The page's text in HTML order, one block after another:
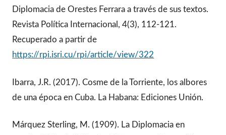
Diplomacia de Orestes Ferrara a través de sus textos.
Revista Política Internacional, 4(3), 112-121.
Recuperado a partir de
https://rpi.isri.cu/rpi/article/view/322
Ibarra, J.R. (2017). Cosme de la Torriente, los albores
de una época en Cuba. La Habana: Ediciones Unión.
Márquez Sterling, M. (1909). La Diplomacia en